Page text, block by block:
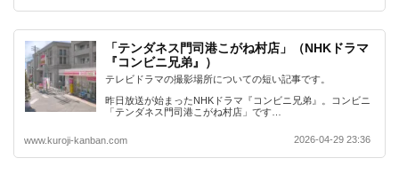
「テンダネス門司港こがね村店」（NHKドラマ
『コンビニ兄弟』）
テレビドラマの撮影場所についての短い記事です。
昨日放送が始まったNHKドラマ『コンビニ兄弟』。コンビニ
「テンダネス門司港こがね村店」です…
www.kuroji-kanban.com 2026-04-29 23:36